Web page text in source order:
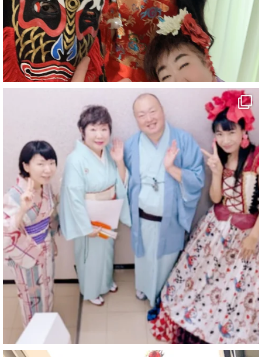
#有形文化財
#四国
#愛媛観光
#旅行
#旅行動画
#一人旅
#観光スポット
#旅行好きと繋がりたい
5 X
マジシャン派遣 パッションプリンセス【公式】
@comedy_illusion · 6 8月
お疲れ様です
ブログ更新しました
「マジシャン和歌山旅 白浜町・三段壁」
#企業公式がお疲れ様を言い合う
#旅行好きな人と繋がりたい
#一人旅
#女性マジシャン